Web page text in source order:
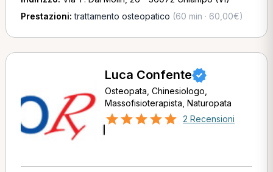
Prestazioni:trattamento osteopatico (60 min · 60,00€)
Luca Confente
Osteopata, Chinesiologo,
Massofisioterapista, Naturopata
2 Recensioni